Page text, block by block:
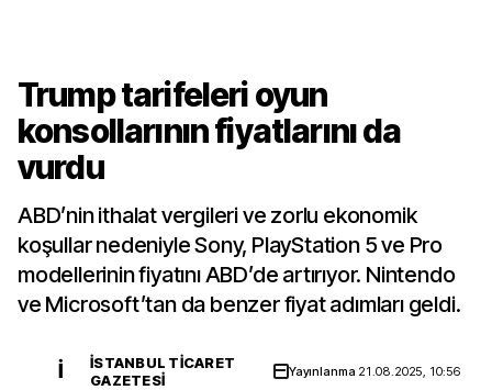
Trump tarifeleri oyun
konsollarının fiyatlarını da
vurdu
ABD’nin ithalat vergileri ve zorlu ekonomik
koşullar nedeniyle Sony, PlayStation 5 ve Pro
modellerinin fiyatını ABD’de artırıyor. Nintendo
ve Microsoft’tan da benzer fiyat adımları geldi.
İ
İSTANBUL TICARET
GAZETESI
Yayınlanma 21.08.2025, 10:56